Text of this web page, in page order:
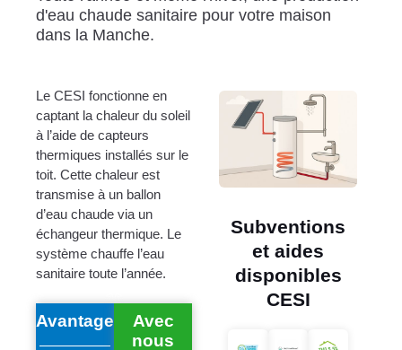
d'eau chaude sanitaire pour votre maison
dans la Manche.
Le CESI fonctionne en
captant la chaleur du soleil
à l’aide de capteurs
thermiques installés sur le
toit. Cette chaleur est
transmise à un ballon
d’eau chaude via un
échangeur thermique. Le
système chauffe l’eau
sanitaire toute l’année.
Avantages
Avec
nous
Subventions
et aides
disponibles
CESI